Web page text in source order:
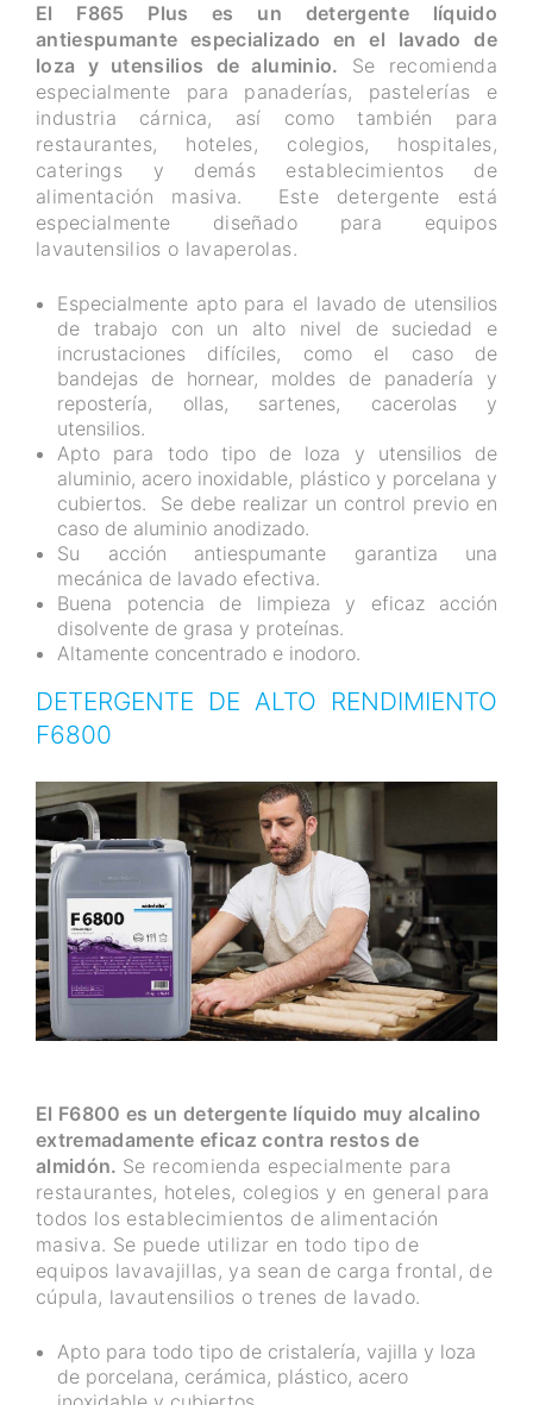
El F865 Plus es un detergente líquido
antiespumante especializado en el lavado de
loza y utensilios de aluminio. Se recomienda
especialmente para panaderías, pastelerías e
industria cárnica, así como también para
restaurantes, hoteles, colegios, hospitales,
caterings y demás establecimientos de
alimentación masiva. Este detergente está
especialmente diseñado para equipos
lavautensilios o lavaperolas.
Especialmente apto para el lavado de utensilios
de trabajo con un alto nivel de suciedad e
incrustaciones difíciles, como el caso de
bandejas de hornear, moldes de panadería y
repostería, ollas, sartenes, cacerolas y
utensilios.
Apto para todo tipo de loza y utensilios de
aluminio, acero inoxidable, plástico y porcelana y
cubiertos. Se debe realizar un control previo en
caso de aluminio anodizado.
Su acción antiespumante garantiza una
mecánica de lavado efectiva.
Buena potencia de limpieza y eficaz acción
disolvente de grasa y proteínas.
Altamente concentrado e inodoro.
DETERGENTE DE ALTO RENDIMIENTO
F6800
El F6800 es un detergente líquido muy alcalino
extremadamente eficaz contra restos de
almidón. Se recomienda especialmente para
restaurantes, hoteles, colegios y en general para
todos los establecimientos de alimentación
masiva. Se puede utilizar en todo tipo de
equipos lavavajillas, ya sean de carga frontal, de
cúpula, lavautensilios o trenes de lavado.
Apto para todo tipo de cristalería, vajilla y loza
de porcelana, cerámica, plástico, acero